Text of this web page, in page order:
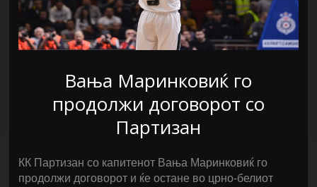
Вања Маринковиќ го
продолжи договорот со
Партизан
КК Партизан со капитенот Вања Маринковиќ го
продолжи договорот и ќе остане во црно-белиот